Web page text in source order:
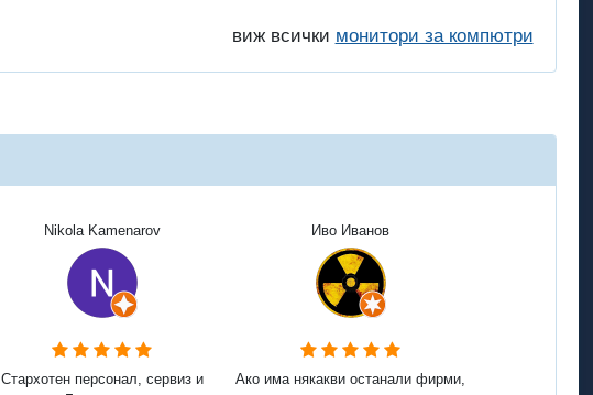
виж всички монитори за компютри
Nikola Kamenarov
Стархотен персонал, сервиз и
Иво Иванов
Ако има някакви останали фирми,